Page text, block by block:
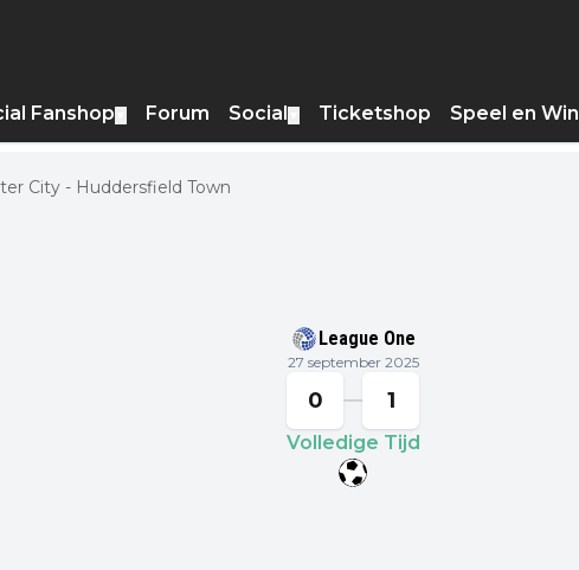
Fanshop Forum Social Ticketshop Speel en Win
City - Huddersfield Town
League One
27 september 2025
0 1
Volledige Tijd